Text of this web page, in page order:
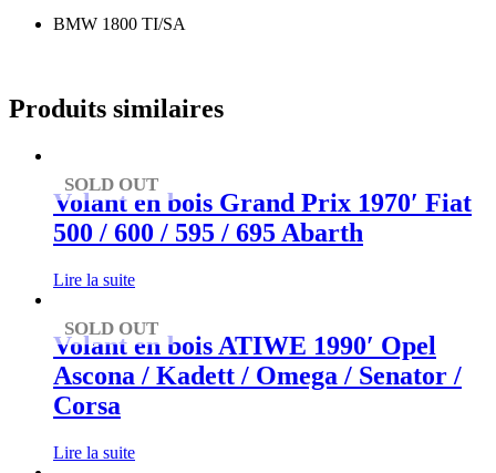
BMW 1800 TI/SA
Produits similaires
SOLD OUT
Volant en bois Grand Prix 1970′ Fiat
500 / 600 / 595 / 695 Abarth
Lire la suite
SOLD OUT
Volant en bois ATIWE 1990′ Opel
Ascona / Kadett / Omega / Senator /
Corsa
Lire la suite